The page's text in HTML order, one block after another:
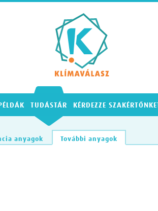
TUDÁSTÁR
anyagok További anyagok
KÉRDEZZE SZAKÉRTŐNKET